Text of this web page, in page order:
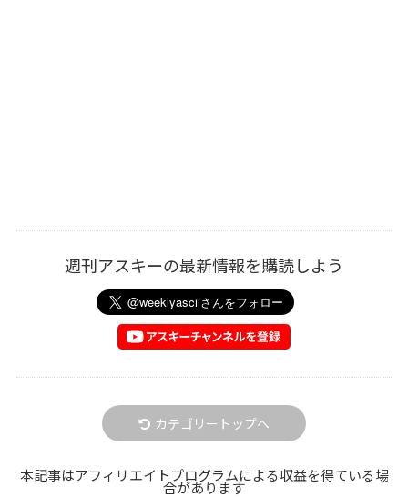
週刊アスキーの最新情報を購読しよう
カテゴリートップへ
本記事はアフィリエイトプログラムによる収益を得ている場
合があります